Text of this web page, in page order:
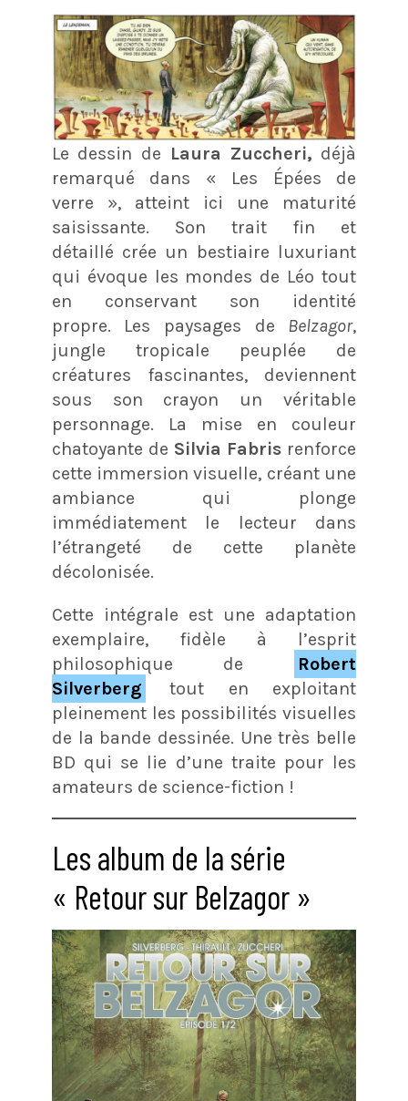
Le dessin de Laura Zuccheri, déjà
remarqué dans « Les Épées de
verre », atteint ici une maturité
saisissante. Son trait fin et
détaillé crée un bestiaire luxuriant
qui évoque les mondes de Léo tout
en conservant son identité
propre. Les paysages de Belzagor,
jungle tropicale peuplée de
créatures fascinantes, deviennent
sous son crayon un véritable
personnage. La mise en couleur
chatoyante de Silvia Fabris renforce
cette immersion visuelle, créant une
ambiance qui plonge
immédiatement le lecteur dans
l’étrangeté de cette planète
décolonisée.
Cette intégrale est une adaptation
exemplaire, fidèle à l’esprit
philosophique de
Robert
Silverberg
tout en exploitant
pleinement les possibilités visuelles
de la bande dessinée. Une très belle
BD qui se lie d’une traite pour les
amateurs de science-fiction !
Les album de la série
« Retour sur Belzagor »